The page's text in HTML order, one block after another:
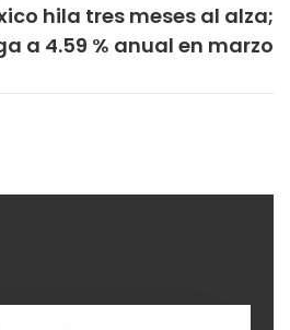
hila tres meses al alza;
a 4.59 % anual en marzo